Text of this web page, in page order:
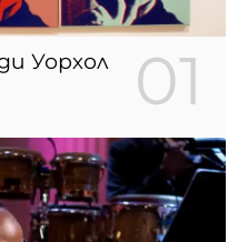
Уорхол